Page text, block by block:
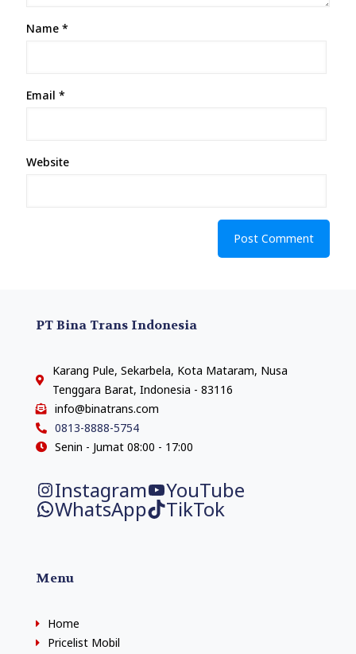
Name *
Email *
Website
PT Bina Trans Indonesia
Karang Pule, Sekarbela, Kota Mataram, Nusa
Tenggara Barat, Indonesia - 83116
info@binatrans.com
0813-8888-5754
Senin - Jumat 08:00 - 17:00
Instagram YouTube
WhatsApp TikTok
Menu
Home
Pricelist Mobil